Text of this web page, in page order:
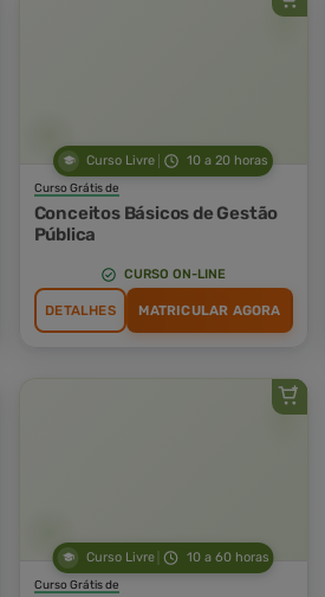
Curso Livre 10 a 20 horas
Curso Grátis de
Conceitos Básicos de Gestão
Pública
CURSO ON-LINE
DETALHES MATRICULAR AGORA
Curso Livre 10 a 60 horas
Curso Grátis de